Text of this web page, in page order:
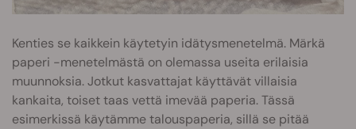
Kenties se kaikkein käytetyin idätysmenetelmä. Märkä
paperi -menetelmästä on olemassa useita erilaisia
muunnoksia. Jotkut kasvattajat käyttävät villaisia
kankaita, toiset taas vettä imevää paperia. Tässä
esimerkissä käytämme talouspaperia, sillä se pitää